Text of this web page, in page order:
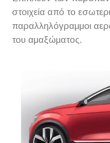
στοιχεία από το
παραλληλόγραμμοι
του αμαξώματος.